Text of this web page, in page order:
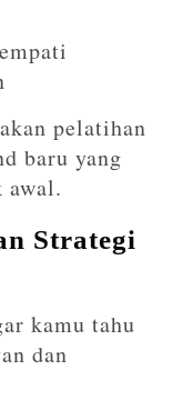
pelatihan
baru yang
Strategi
kamu tahu
dan